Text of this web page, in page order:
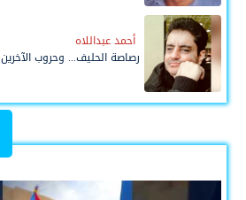
أحمد عبداللاه
رصاصة الحليف... وحروب الآخرين